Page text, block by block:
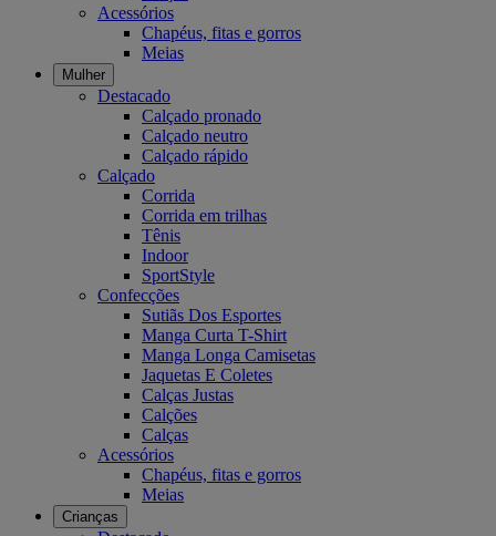
Acessórios
Chapéus, fitas e gorros
Meias
Mulher
Destacado
Calçado pronado
Calçado neutro
Calçado rápido
Calçado
Corrida
Corrida em trilhas
Tênis
Indoor
SportStyle
Confecções
Sutiãs Dos Esportes
Manga Curta T-Shirt
Manga Longa Camisetas
Jaquetas E Coletes
Calças Justas
Calções
Calças
Acessórios
Chapéus, fitas e gorros
Meias
Crianças